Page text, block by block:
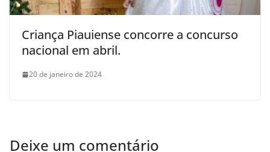
Criança Piauiense concorre a concurso
nacional em abril.
20 de janeiro de 2024
Deixe um comentário